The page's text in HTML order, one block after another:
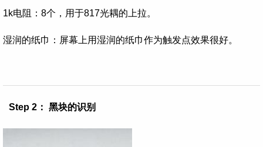
1k电阻：8个， 用于817光耦的上拉。
湿润的纸巾： 屏幕上用湿润的纸巾作为触发点效果很好。
Step 2： 黑块的识别